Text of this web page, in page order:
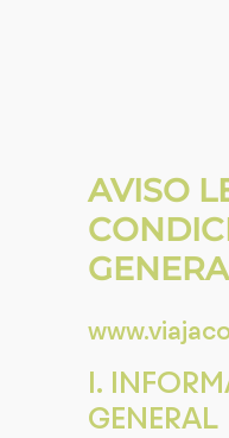
AVISO
I.
GENERAL